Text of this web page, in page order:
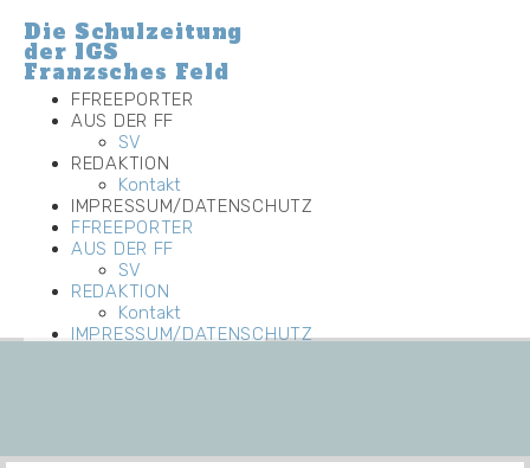
Die Schulzeitung
der IGS
Franzsches Feld
FFREEPORTER
AUS DER FF
SV
REDAKTION
Kontakt
IMPRESSUM/DATENSCHUTZ
FFREEPORTER
AUS DER FF
SV
REDAKTION
Kontakt
IMPRESSUM/DATENSCHUTZ